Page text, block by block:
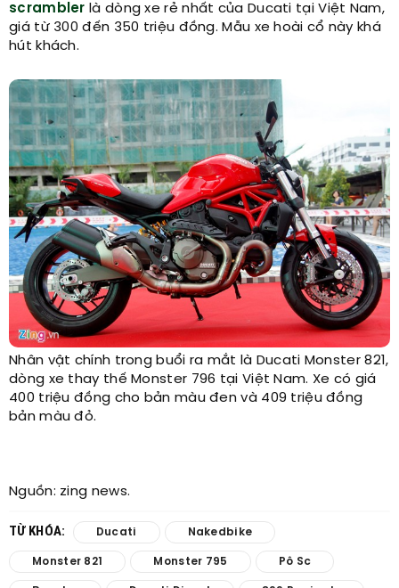
scrambler là dòng xe rẻ nhất của Ducati tại Việt Nam,
giá từ 300 đến 350 triệu đồng. Mẫu xe hoài cổ này khá
hút khách.
Nhân vật chính trong buổi ra mắt là Ducati Monster 821,
dòng xe thay thế Monster 796 tại Việt Nam. Xe có giá
400 triệu đồng cho bản màu đen và 409 triệu đồng
bản màu đỏ.​
Nguồn: zing news.​
TỪ KHÓA: Ducati Nakedbike
Monster 821 Monster 795 Pô Sc